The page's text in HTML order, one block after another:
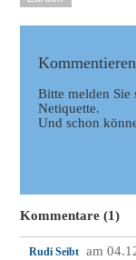
Bitte melden Sie
Netiquette.
Und schon
Kommentare (1)
Rudi Seibt am